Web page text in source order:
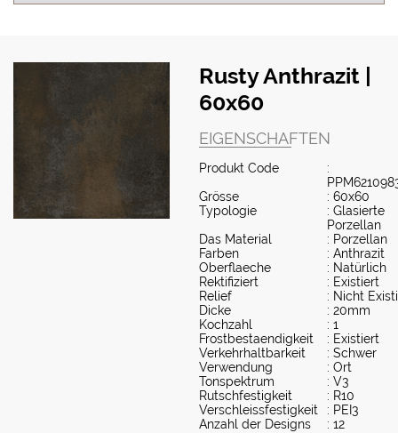
Rusty Anthrazit |
60x60
EIGENSCHAFTEN
Produkt Code
:
Grösse
: 60x60
Typologie
: Glasierte
Porzellan
Das Material
: Porzellan
Farben
: Anthrazit
Oberflaeche
: Natürlich
Rektifiziert
: Existiert
Relief
: Nicht
Dicke
: 20mm
Kochzahl
: 1
Frostbestaendigkeit
: Existiert
Verkehrhaltbarkeit
: Schwer
Verwendung
: Ort
Tonspektrum
: V3
Rutschfestigkeit
: R10
Verschleissfestigkeit
: PEI3
Anzahl der Designs
: 12